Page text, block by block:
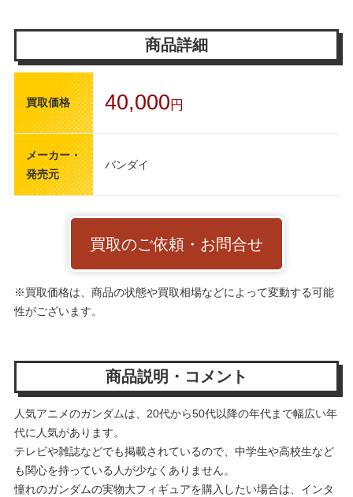
商品詳細
買取価格 40,000 円
メーカー・
発売元
バンダイ
買取のご依頼・お問合せ
※買取価格は、商品の状態や買取相場などによって変動する可能
性がございます。
商品説明・コメント
人気アニメのガンダムは、20代から50代以降の年代まで幅広い年
代に人気があります。
テレビや雑誌などでも掲載されているので、中学生や高校生など
も関心を持っている人が少なくありません。
憧れのガンダムの実物大フィギュアを購入したい場合は、インタ